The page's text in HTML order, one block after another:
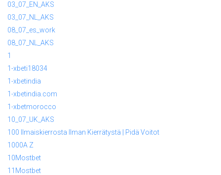
03_07_EN_AKS
03_07_NL_AKS
08_07_es_work
08_07_NL_AKS
1
1-xbeti18034
1-xbetindia
1-xbetindia.com
1-xbetmorocco
10_07_UK_AKS
100 Ilmaiskierrosta Ilman Kierrätystä | Pidä Voitot
1000A Z
10Mostbet
11Mostbet